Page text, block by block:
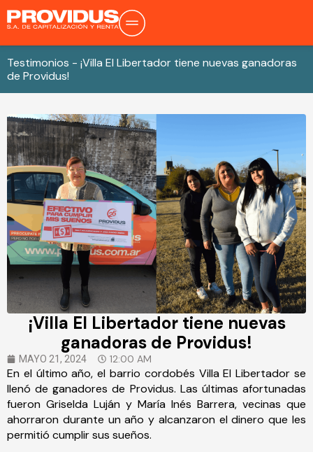
Testimonios - ¡Villa El Libertador tiene nuevas ganadoras
de Providus!
¡Villa El Libertador tiene nuevas
ganadoras de Providus!
MAYO 21, 2024 12:00 AM
En el último año, el barrio cordobés Villa El Libertador se
llenó de ganadores de Providus. Las últimas afortunadas
fueron Griselda Luján y María Inés Barrera, vecinas que
ahorraron durante un año y alcanzaron el dinero que les
permitió cumplir sus sueños.